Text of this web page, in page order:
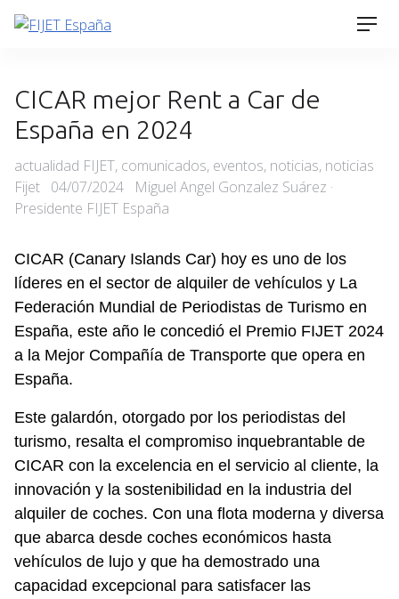
Skip
CICAR mejor Rent a Car de
España en 2024
Categories
actualidad FIJET, comunicados, eventos, noticias, noticias
Fijet Posted
on
04/07/2024
Miguel Angel Gonzalez Suárez ·
Presidente FIJET España
CICAR (Canary Islands Car) hoy es uno de los
líderes en el sector de alquiler de vehículos y La
Federación Mundial de Periodistas de Turismo en
España, este año le concedió el Premio FIJET 2024
a la Mejor Compañía de Transporte que opera en
España.
Este galardón, otorgado por los periodistas del
turismo, resalta el compromiso inquebrantable de
CICAR con la excelencia en el servicio al cliente, la
innovación y la sostenibilidad en la industria del
alquiler de coches. Con una flota moderna y diversa
que abarca desde coches económicos hasta
vehículos de lujo y que ha demostrado una
capacidad excepcional para satisfacer las